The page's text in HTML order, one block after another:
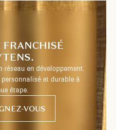
réseau en développement.
et durable à
étape.
VOUS